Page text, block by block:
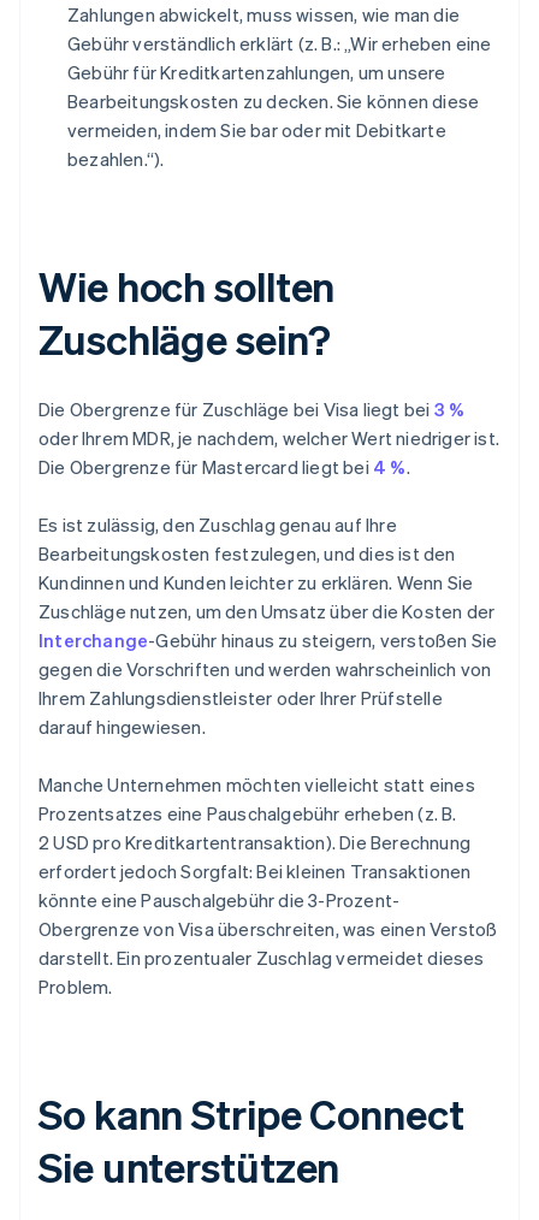
Zahlungen abwickelt, muss wissen, wie man die
Gebühr verständlich erklärt (z. B.: „Wir erheben eine
Gebühr für Kreditkartenzahlungen, um unsere
Bearbeitungskosten zu decken. Sie können diese
vermeiden, indem Sie bar oder mit Debitkarte
bezahlen.“).
Wie hoch sollten
Zuschläge sein?
Die Obergrenze für Zuschläge bei Visa liegt bei 3 %
oder Ihrem MDR, je nachdem, welcher Wert niedriger ist.
Die Obergrenze für Mastercard liegt bei 4 %.
Es ist zulässig, den Zuschlag genau auf Ihre
Bearbeitungskosten festzulegen, und dies ist den
Kundinnen und Kunden leichter zu erklären. Wenn Sie
Zuschläge nutzen, um den Umsatz über die Kosten der
Interchange-Gebühr hinaus zu steigern, verstoßen Sie
gegen die Vorschriften und werden wahrscheinlich von
Ihrem Zahlungsdienstleister oder Ihrer Prüfstelle
darauf hingewiesen.
Manche Unternehmen möchten vielleicht statt eines
Prozentsatzes eine Pauschalgebühr erheben (z. B.
2 USD pro Kreditkartentransaktion). Die Berechnung
erfordert jedoch Sorgfalt: Bei kleinen Transaktionen
könnte eine Pauschalgebühr die 3-Prozent-
Obergrenze von Visa überschreiten, was einen Verstoß
darstellt. Ein prozentualer Zuschlag vermeidet dieses
Problem.
So kann Stripe Connect
Sie unterstützen